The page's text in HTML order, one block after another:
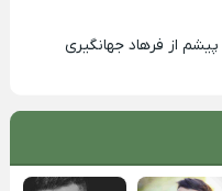
از فرهاد جهانگیری